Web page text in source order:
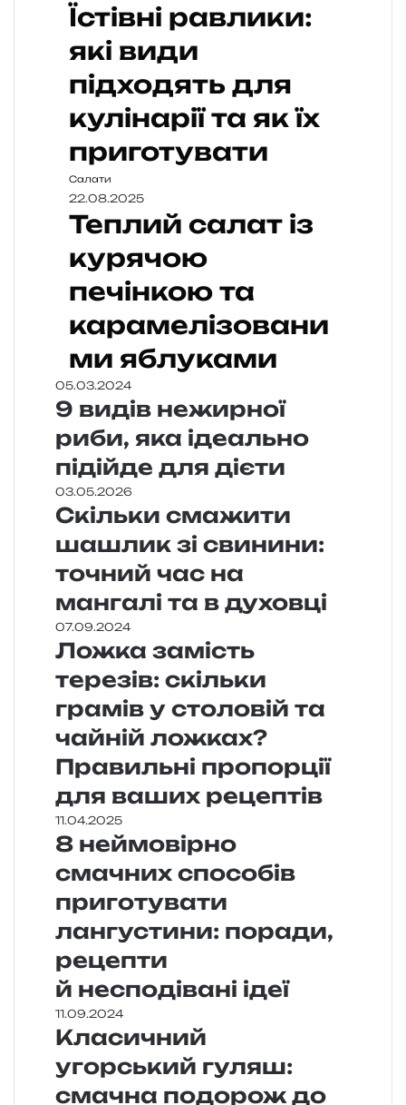
Їстівні равлики:
які види
підходять для
кулінарії та як їх
приготувати
Салати
22.08.2025
Теплий салат із
курячою
печінкою та
карамелізовани
ми яблуками
05.03.2024
9 видів нежирної
риби, яка ідеально
підійде для дієти
03.05.2026
Скільки смажити
шашлик зі свинини:
точний час на
мангалі та в духовці
07.09.2024
Ложка замість
терезів: скільки
грамів у столовій та
чайній ложках?
Правильні пропорції
для ваших рецептів
11.04.2025
8 неймовірно
смачних способів
приготувати
лангустини: поради,
рецепти
й несподівані ідеї
11.09.2024
Класичний
угорський гуляш:
смачна подорож до